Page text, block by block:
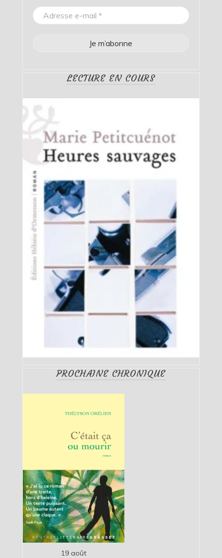
LECTURE EN COURS
PROCHAINE CHRONIQUE
19 août